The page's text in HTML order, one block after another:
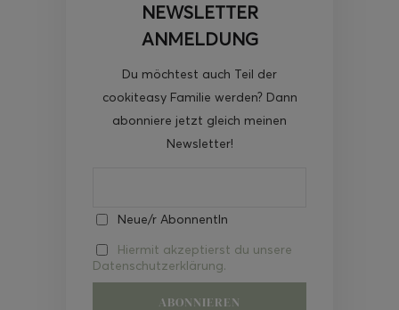
NEWSLETTER
ANMELDUNG
Du möchtest auch Teil der
cookiteasy Familie werden? Dann
abonniere jetzt gleich meinen
Newsletter!
Neue/r AbonnentIn
Hiermit akzeptierst du unsere
Datenschutzerklärung.